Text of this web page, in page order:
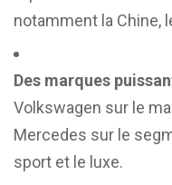
notamment la Chine,
Des marques
Volkswagen sur le
Mercedes sur le
sport et le luxe.